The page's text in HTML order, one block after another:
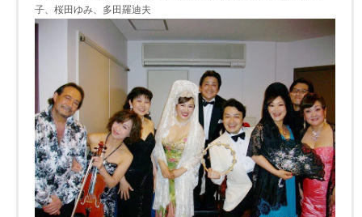
子、桜田ゆみ、多田羅迪夫